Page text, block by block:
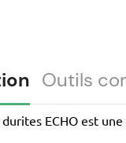
ECHO est
Outils